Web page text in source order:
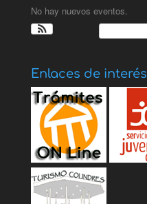
No hay nuevos eventos.
Enlaces de interés